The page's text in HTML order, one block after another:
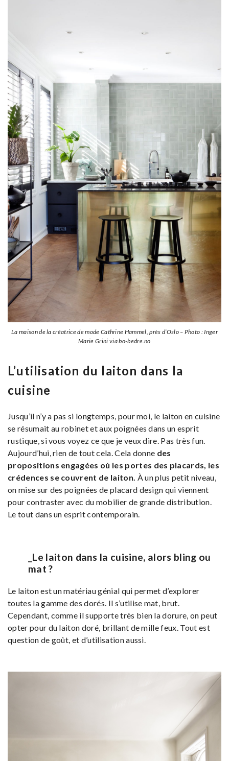
La maison de la créatrice de mode Cathrine Hammel, près d’Oslo – Photo : Inger
Marie Grini via bo-bedre.no
L’utilisation du laiton dans la
cuisine
Jusqu’il n’y a pas si longtemps, pour moi, le laiton en cuisine
se résumait au robinet et aux poignées dans un esprit
rustique, si vous voyez ce que je veux dire. Pas très fun.
Aujourd’hui, rien de tout cela. Cela donne des
propositions engagées où les portes des placards, les
crédences se couvrent de laiton. À un plus petit niveau,
on mise sur des poignées de placard design qui viennent
pour contraster avec du mobilier de grande distribution.
Le tout dans un esprit contemporain.
_Le laiton dans la cuisine, alors bling ou
mat ?
Le laiton est un matériau génial qui permet d’explorer
toutes la gamme des dorés. Il s’utilise mat, brut.
Cependant, comme il supporte très bien la dorure, on peut
opter pour du laiton doré, brillant de mille feux. Tout est
question de goût, et d’utilisation aussi.